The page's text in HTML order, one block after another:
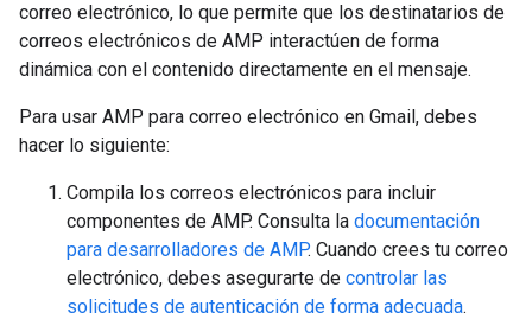
correo electrónico, lo que permite que los destinatarios de
correos electrónicos de AMP interactúen de forma
dinámica con el contenido directamente en el mensaje.
Para usar AMP para correo electrónico en Gmail, debes
hacer lo siguiente:
Compila los correos electrónicos para incluir
componentes de AMP. Consulta la documentación
para desarrolladores de AMP. Cuando crees tu correo
electrónico, debes asegurarte de controlar las
solicitudes de autenticación de forma adecuada.